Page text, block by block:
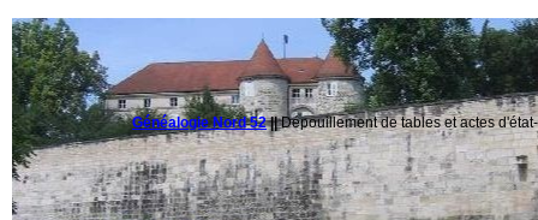
Généalogie Nord 52||Dépouillement de tables et actes